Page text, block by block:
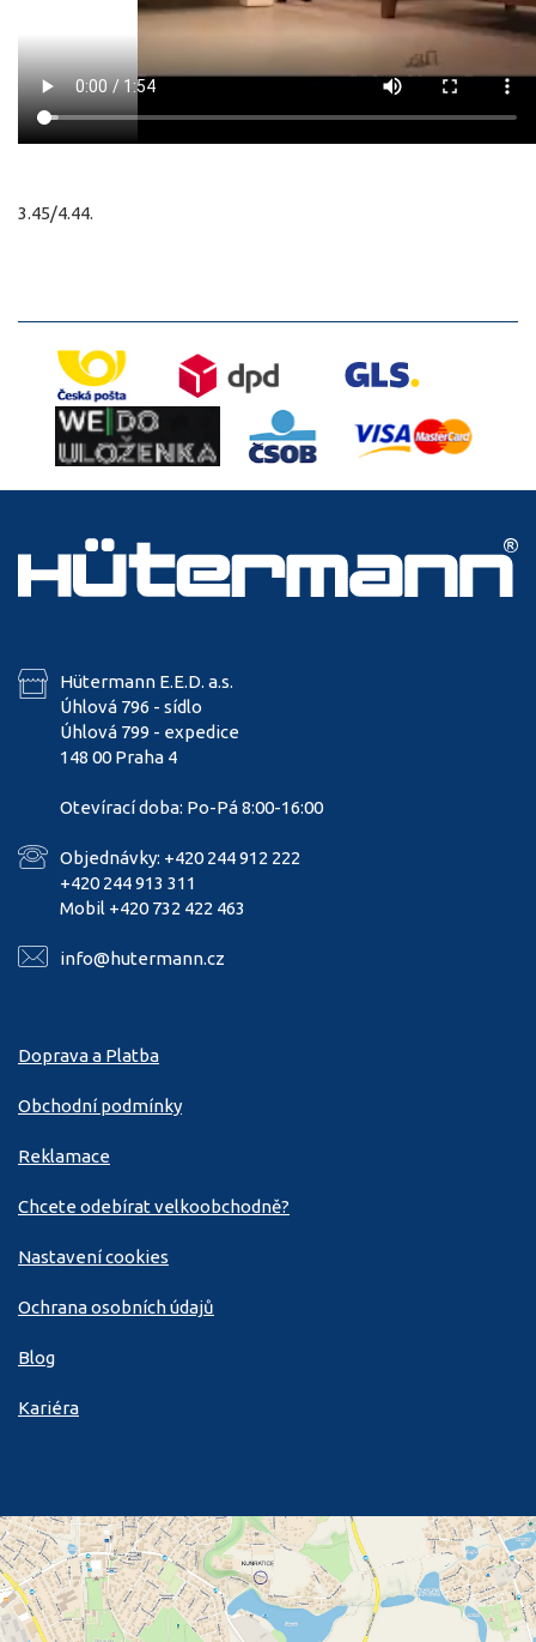
3.45/4.44.
Hütermann E.E.D. a.s.
Úhlová 796 - sídlo
Úhlová 799 - expedice
148 00 Praha 4
Otevírací doba: Po-Pá 8:00-16:00
Objednávky: +420 244 912 222
+420 244 913 311
Mobil +420 732 422 463
info@hutermann.cz
Doprava a Platba
Obchodní podmínky
Reklamace
Chcete odebírat velkoobchodně?
Nastavení cookies
Ochrana osobních údajů
Blog
Kariéra